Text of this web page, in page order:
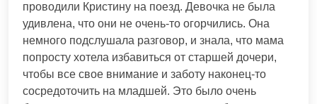
проводили Кристину на поезд. Девочка не была
удивлена, что они не очень-то огорчились. Она
немного подслушала разговор, и знала, что мама
попросту хотела избавиться от старшей дочери,
чтобы все свое внимание и заботу наконец-то
сосредоточить на младшей. Это было очень